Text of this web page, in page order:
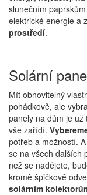
slunečním
elektrické energie a
prostředí.
Solární
Mít obnovitelný
pohádkově, ale
panely na dům je
vše zařídí.
potřeb a možností.
se na všech dalších
než se nadějete,
kromě špičkově
solárním